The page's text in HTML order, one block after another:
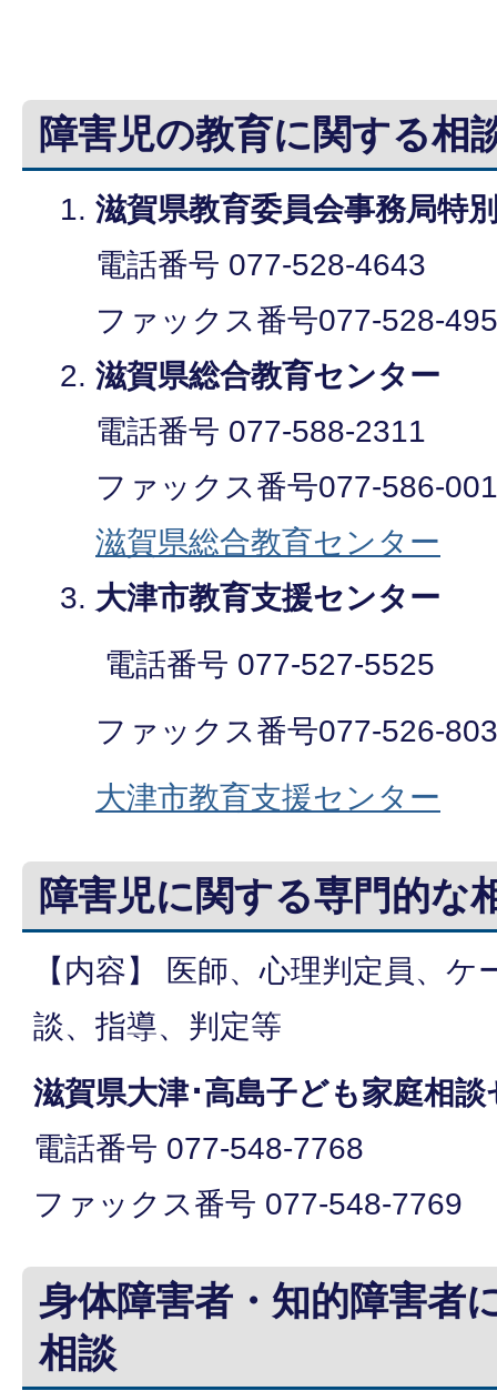
障害児の教育に関する相
滋賀県教育委員会事務局特
電話番号 077-528-4643
ファックス番号077-528-
滋賀県総合教育センター
電話番号 077-588-2311
ファックス番号077-586-
滋賀県総合教育センター
大津市教育支援センター
電話番号 077-527-5525
ファックス番号077-526-
大津市教育支援センター
障害児に関する専門的な
【内容】 医師、心理判定員、
談、指導、判定等
滋賀県大津･高島子ども家庭相
電話番号 077-548-7768
ファックス番号 077-548-7769
身体障害者・知的障害者
相談